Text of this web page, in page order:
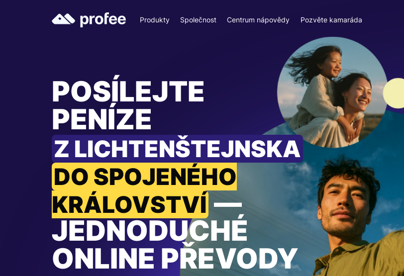
Produkty Společnost Centrum nápovědy Pozvěte kamaráda
POSÍLEJTE
PENÍZE
Z LICHTENŠTEJNSKA
DO SPOJENÉHO
KRÁLOVSTVÍ —
JEDNODUCHÉ
ONLINE PŘEVODY